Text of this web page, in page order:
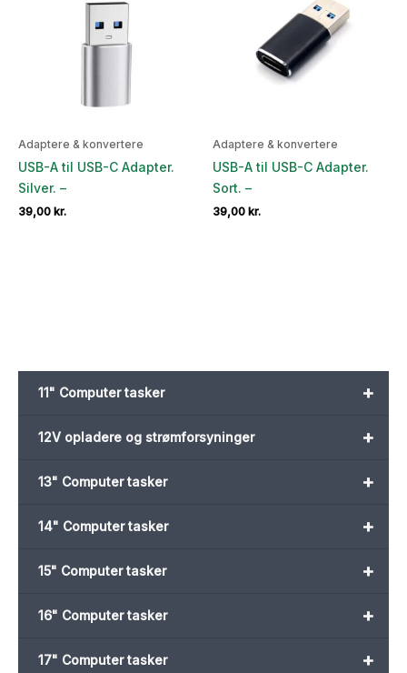
+
11" Computer tasker
+
12V opladere og strømforsyninger
+
13" Computer tasker
+
14" Computer tasker
+
15" Computer tasker
+
16" Computer tasker
+
17" Computer tasker
Adaptere & konvertere
USB-A til USB-C Adapter.
Silver. –
39,00 kr.
Adaptere & konvertere
USB-A til USB-C Adapter.
Sort. –
39,00 kr.